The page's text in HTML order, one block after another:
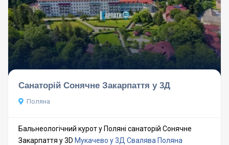
Санаторій Сонячне Закарпаття у 3Д
Поляна
Бальнеологічний курот у Поляні санаторій Сонячне
Закарпаття у 3D Мукачево у 3Д Свалява Поляна